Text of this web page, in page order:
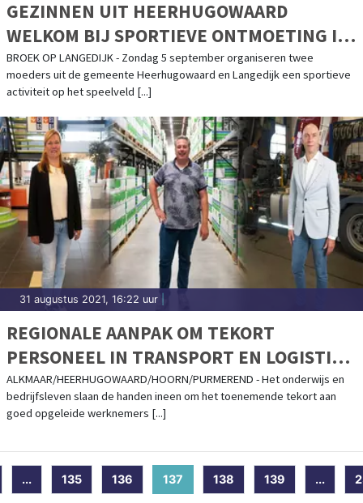
GEZINNEN UIT HEERHUGOWAARD
WELKOM BIJ SPORTIEVE ONTMOETING IN
BROEK OP LANGEDIJK
BROEK OP LANGEDIJK - Zondag 5 september organiseren twee
moeders uit de gemeente Heerhugowaard en Langedijk een sportieve
activiteit op het speelveld [...]
31 augustus 2021, 16:22 uur
REGIONALE AANPAK OM TEKORT
PERSONEEL IN TRANSPORT EN LOGISTIEK
TERUG TE DRINGEN
ALKMAAR/HEERHUGOWAARD/HOORN/PURMEREND - Het onderwijs en
bedrijfsleven slaan de handen ineen om het toenemende tekort aan
goed opgeleide werknemers [...]
... 135 136 137 (current)
138 139 ...